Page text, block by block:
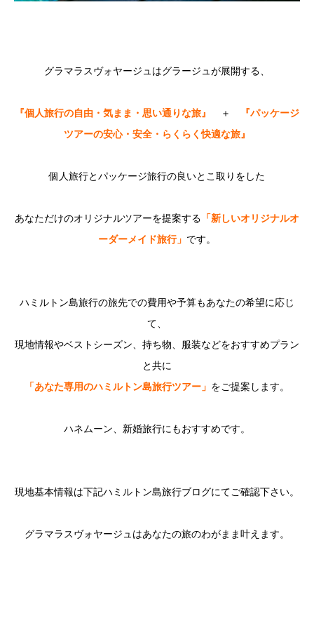
グラマラスヴォヤージュはグラージュが展開する、
『個人旅行の自由・気まま・思い通りな旅』 ＋
『パッケージ
ツアーの安心・安全・らくらく快適な旅』
個人旅行とパッケージ旅行の良いとこ取りをした
あなただけのオリ ジナルツアーを提案する 「新しいオリジナルオ
ーダーメイド旅行」 です。
ハミルトン島旅行の旅先での費用や予算もあなたの希望に応じ
て、
現地情報やベストシーズン、持ち物、 服装などをおすすめプラン
と共に
「あなた専用のハミルトン島旅行ツアー」 をご提案します。
ハネムーン、新婚旅行にもおすすめです。
現地基本情報は下記ハミルトン島旅行ブログにてご確認下さい。
グラマラスヴォヤージュはあなたの旅のわがまま叶えます。